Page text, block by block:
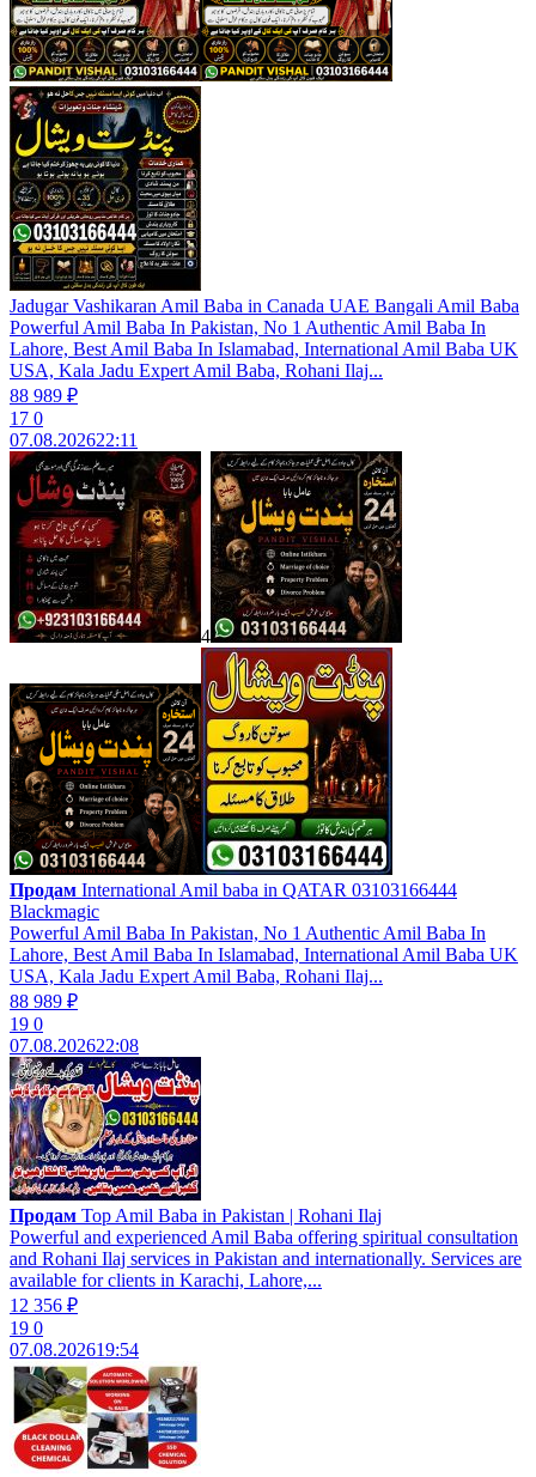
Jadugar Vashikaran Amil Baba in Canada UAE Bangali Amil Baba
Powerful Amil Baba In Pakistan, No 1 Authentic Amil Baba In
Lahore, Best Amil Baba In Islamabad, International Amil Baba UK
USA, Kala Jadu Expert Amil Baba, Rohani Ilaj...
88 989 ₽
17 0
07.08.202622:11
4
Продам International Amil baba in QATAR 03103166444
Blackmagic
Powerful Amil Baba In Pakistan, No 1 Authentic Amil Baba In
Lahore, Best Amil Baba In Islamabad, International Amil Baba UK
USA, Kala Jadu Expert Amil Baba, Rohani Ilaj...
88 989 ₽
19 0
07.08.202622:08
Продам Top Amil Baba in Pakistan | Rohani Ilaj
Powerful and experienced Amil Baba offering spiritual consultation
and Rohani Ilaj services in Pakistan and internationally. Services are
available for clients in Karachi, Lahore,...
12 356 ₽
19 0
07.08.202619:54